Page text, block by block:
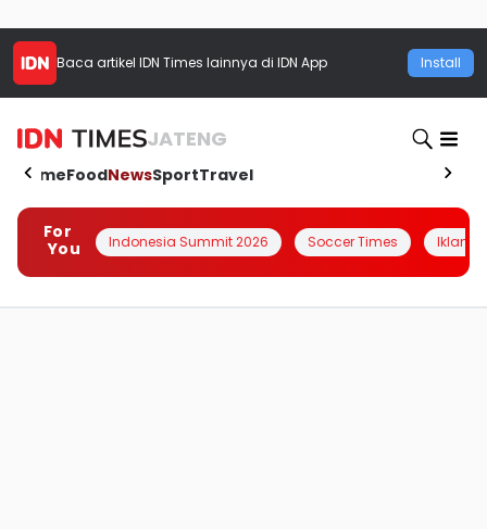
Baca artikel IDN Times lainnya di IDN App Install
JATENG
HomeFoodNewsSportTravel
For
You
Indonesia Summit 2026 Soccer Times Iklanin